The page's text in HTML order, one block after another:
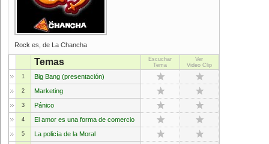
Rock es, de La Chancha
Temas
Escuchar
Tema
Ver
Video Clip
1
Big Bang (presentación)
2 Marketing
3 Pánico
4 El amor es una forma de comercio
5 La policía de la Moral